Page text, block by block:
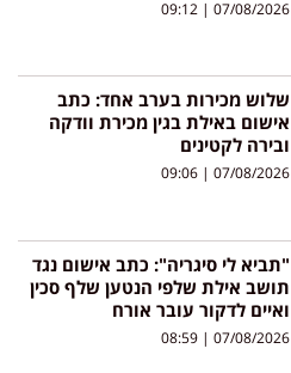
07/08/2026
שלוש מכירות בערב אחד: כתב
אישום באילת בגין מכירת וודקה
ובירה לקטינים
07/08/2026
"תביא לי סיגריה": כתב אישום נגד
תושב אילת שלפי הנטען שלף סכין
ואיים לדקור עובר אורח
07/08/2026